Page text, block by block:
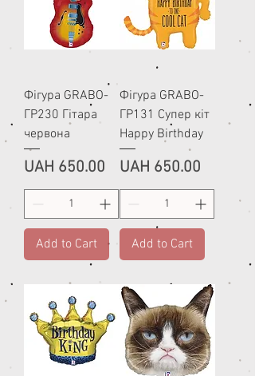
Фігура GRABO-
ГР230 Гітара
червона
Price
UAH 650.00
Add to Cart
Фігура GRABO-
ГР131 Супер кіт
Happy Birthday
Price
UAH 650.00
Add to Cart